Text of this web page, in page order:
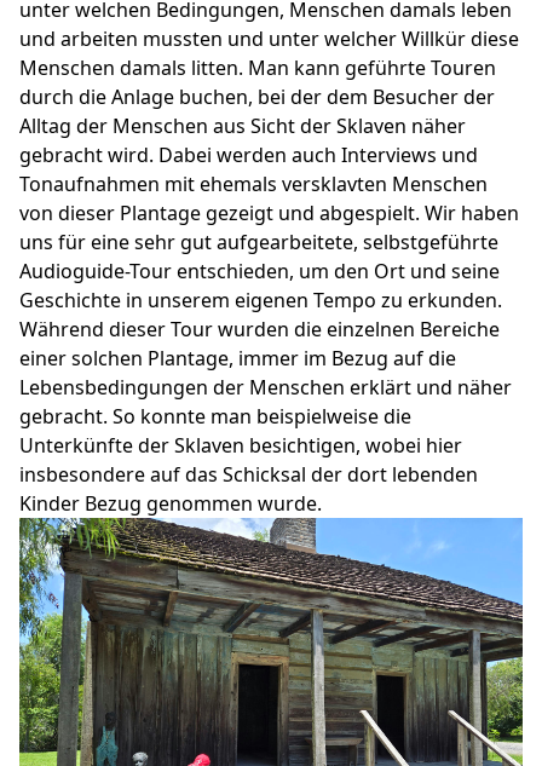
unter welchen Bedingungen, Menschen damals leben
und arbeiten mussten und unter welcher Willkür diese
Menschen damals litten. Man kann geführte Touren
durch die Anlage buchen, bei der dem Besucher der
Alltag der Menschen aus Sicht der Sklaven näher
gebracht wird. Dabei werden auch Interviews und
Tonaufnahmen mit ehemals versklavten Menschen
von dieser Plantage gezeigt und abgespielt. Wir haben
uns für eine sehr gut aufgearbeitete, selbstgeführte
Audioguide-Tour entschieden, um den Ort und seine
Geschichte in unserem eigenen Tempo zu erkunden.
Während dieser Tour wurden die einzelnen Bereiche
einer solchen Plantage, immer im Bezug auf die
Lebensbedingungen der Menschen erklärt und näher
gebracht. So konnte man beispielweise die
Unterkünfte der Sklaven besichtigen, wobei hier
insbesondere auf das Schicksal der dort lebenden
Kinder Bezug genommen wurde.